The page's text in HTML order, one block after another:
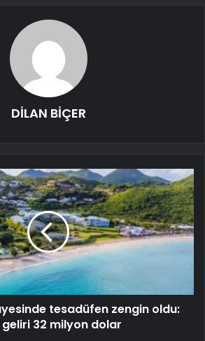
DİLAN BİÇER
tesadüfen zengin oldu:
geliri 32 milyon dolar